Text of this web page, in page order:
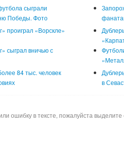
сыграли
Победы. Фото
проиграл «Ворскле»
сыграл вничью с
84 тыс. человек
в
ошибку в тексте, пожалуйста